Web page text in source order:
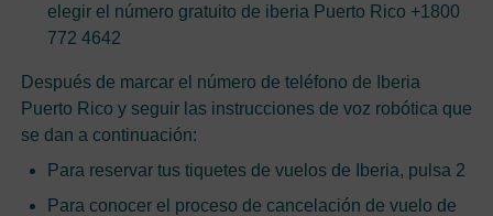
elegir el número gratuito de iberia Puerto Rico +1800
772 4642
Después de marcar el número de teléfono de Iberia
Puerto Rico y seguir las instrucciones de voz robótica que
se dan a continuación:
Para reservar tus tiquetes de vuelos de Iberia, pulsa 2
Para conocer el proceso de cancelación de vuelo de